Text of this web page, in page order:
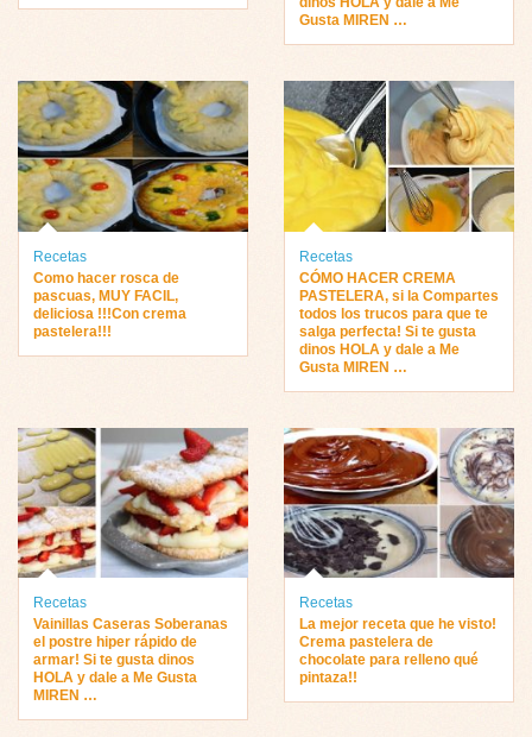
Gusta MIREN …
Recetas
Como hacer rosca de
pascuas, MUY FACIL,
deliciosa !!!Con crema
pastelera!!!
Recetas
CÓMO HACER CREMA
PASTELERA, si la Compartes
todos los trucos para que te
salga perfecta! Si te gusta
dinos HOLA y dale a Me
Gusta MIREN …
Recetas
Vainillas Caseras Soberanas
el postre hiper rápido de
armar! Si te gusta dinos
HOLA y dale a Me Gusta
MIREN …
Recetas
La mejor receta que he visto!
Crema pastelera de
chocolate para relleno qué
pintaza!!